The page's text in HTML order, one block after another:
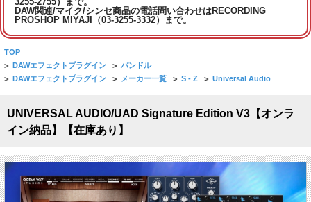
DAW関連/マイク/シンセ商品の電話問い合わせはRECORDING
PROSHOP MIYAJI（03-3255-3332）まで。
TOP
> DAWエフェクトプラグイン > バンドル
> DAWエフェクトプラグイン > メーカー一覧 > S - Z > Universal Audio
UNIVERSAL AUDIO/UAD Signature Edition V3【オンラ
イン納品】【在庫あり】